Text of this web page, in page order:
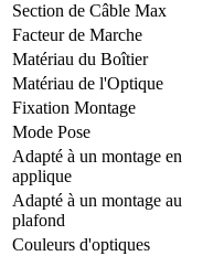
Section de Câble Max
Facteur de Marche
Matériau du Boîtier
Matériau de l'Optique
Fixation Montage
Mode Pose
Adapté à un montage en
applique
Adapté à un montage au
plafond
Couleurs d'optiques